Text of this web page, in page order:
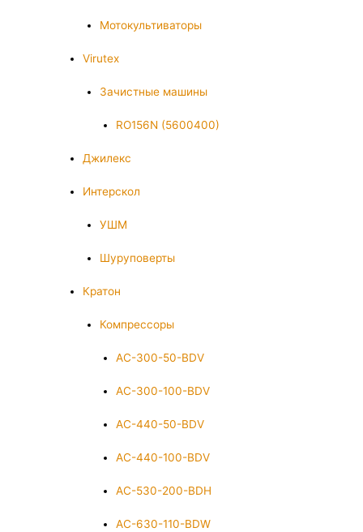
Мотокультиваторы
Virutex
Зачистные машины
RO156N (5600400)
Джилекс
Интерскол
УШМ
Шуруповерты
Кратон
Компрессоры
AC-300-50-BDV
AC-300-100-BDV
AC-440-50-BDV
AC-440-100-BDV
AC-530-200-BDH
AC-630-110-BDW